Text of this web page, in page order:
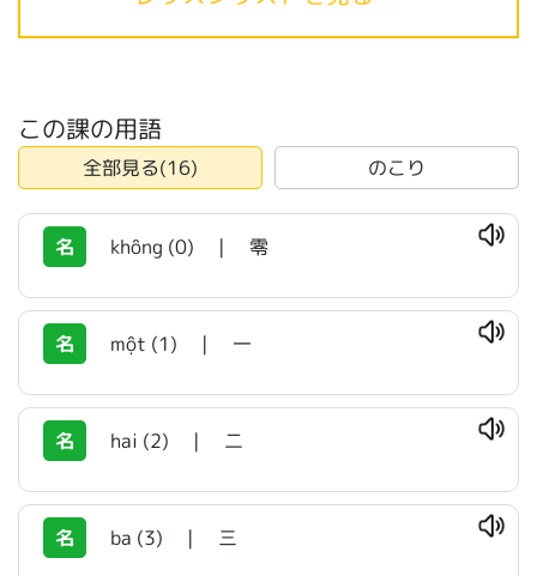
この課の用語
全部見る(16) のこり
名 không (0) | 零
名 một (1) | 一
名 hai (2) | 二
名 ba (3) | 三